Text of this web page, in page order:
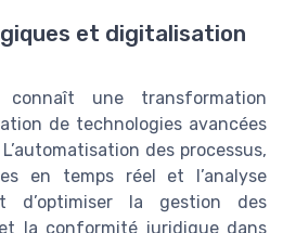
et digitalisation
connaît une transformation
de technologies avancées
des processus,
en temps réel et l’analyse
d’optimiser la gestion des
la conformité juridique dans